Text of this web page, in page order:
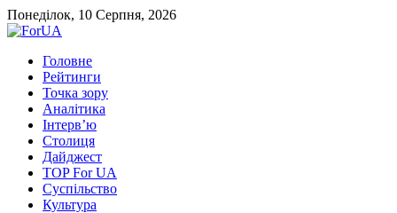
Понеділок, 10 Серпня, 2026
Головне
Рейтинги
Точка зору
Аналітика
Інтерв’ю
Столиця
Дайджест
TOP For UA
Суспiльство
Культура